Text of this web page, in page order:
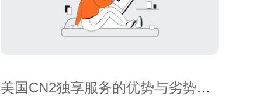
美国CN2独享服务的优势与劣势分